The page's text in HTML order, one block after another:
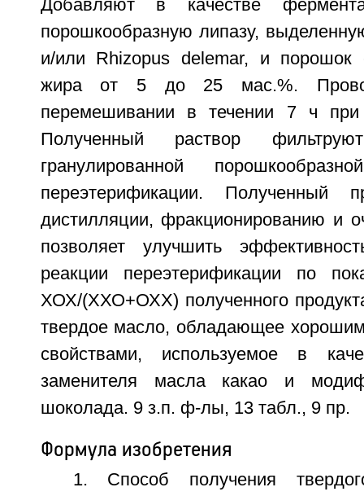
Добавляют в качестве
порошкообразную липазу,
и/или Rhizopus delemar, и порошок
жира от 5 до 25 мас.%.
перемешивании в течении 7 ч при
Полученный раствор
гранулированной
переэтерификации. Полученный
дистилляции, фракционированию и
позволяет улучшить
реакции переэтерификации по
ХОХ/(ХХО+ОХХ) полученного
твердое масло, обладающее
свойствами, используемое в
заменителя масла какао и
шоколада. 9 з.п. ф-лы, 13 табл., 9 пр.
Формула изобретения
1. Способ получения